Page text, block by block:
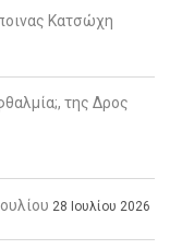
Κατσώχη
της Δρος
28 Ιουλίου 2026